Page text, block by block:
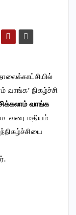
வாங்க’ நிகழ்ச்சி
வாங்க
வரை மதியம்